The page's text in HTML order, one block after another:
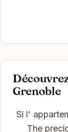
Grenoble
Si l'
The